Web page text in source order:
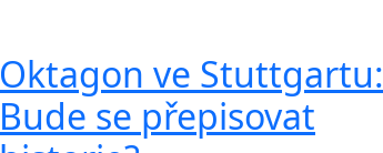
Oktagon ve Stuttgartu:
Bude se přepisovat